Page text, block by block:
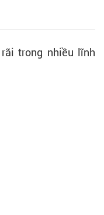
trong nhiều lĩnh